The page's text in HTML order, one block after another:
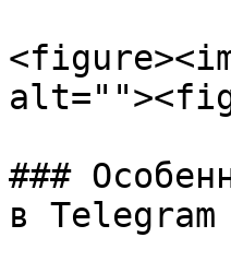
###
в Telegram